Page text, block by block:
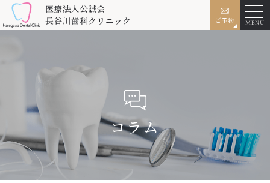
ご予約 MENU
コラム